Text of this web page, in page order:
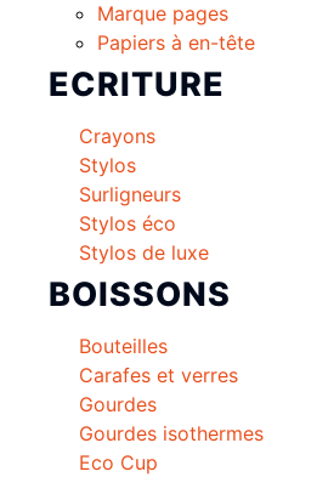
Marque pages
Papiers à en-tête
ECRITURE
Crayons
Stylos
Surligneurs
Stylos éco
Stylos de luxe
BOISSONS
Bouteilles
Carafes et verres
Gourdes
Gourdes isothermes
Eco Cup